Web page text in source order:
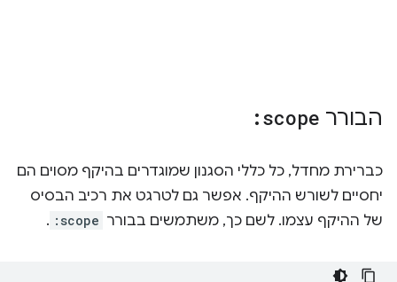
הבורר :scope
כברירת מחדל, כל כללי הסגנון שמוגדרים בהיקף מסוים הם
יחסיים לשורש ההיקף. אפשר גם לטרגט את רכיב הבסיס
של ההיקף עצמו. לשם כך, משתמשים בבורר :scope
.